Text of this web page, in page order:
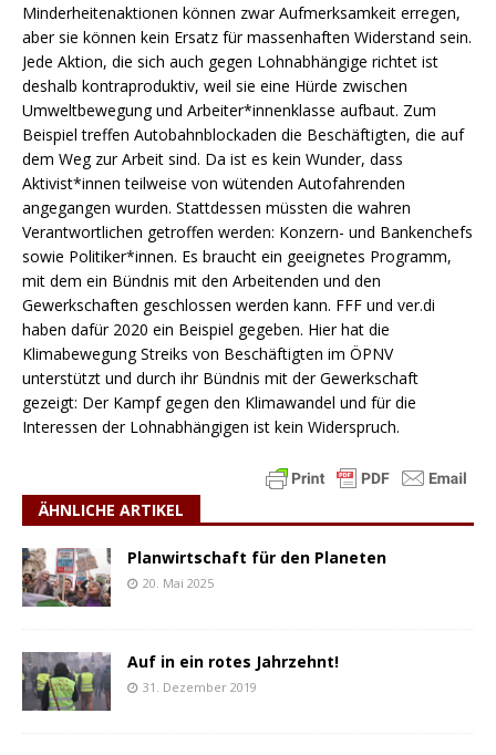
Minderheitenaktionen können zwar Aufmerksamkeit erregen,
aber sie können kein Ersatz für massenhaften Widerstand sein.
Jede Aktion, die sich auch gegen Lohnabhängige richtet ist
deshalb kontraproduktiv, weil sie eine Hürde zwischen
Umweltbewegung und Arbeiter*innenklasse aufbaut. Zum
Beispiel treffen Autobahnblockaden die Beschäftigten, die auf
dem Weg zur Arbeit sind. Da ist es kein Wunder, dass
Aktivist*innen teilweise von wütenden Autofahrenden
angegangen wurden. Stattdessen müssten die wahren
Verantwortlichen getroffen werden: Konzern- und Bankenchefs
sowie Politiker*innen. Es braucht ein geeignetes Programm,
mit dem ein Bündnis mit den Arbeitenden und den
Gewerkschaften geschlossen werden kann. FFF und ver.di
haben dafür 2020 ein Beispiel gegeben. Hier hat die
Klimabewegung Streiks von Beschäftigten im ÖPNV
unterstützt und durch ihr Bündnis mit der Gewerkschaft
gezeigt: Der Kampf gegen den Klimawandel und für die
Interessen der Lohnabhängigen ist kein Widerspruch.
ÄHNLICHE ARTIKEL
Planwirtschaft für den Planeten
20. Mai 2025
Auf in ein rotes Jahrzehnt!
31. Dezember 2019